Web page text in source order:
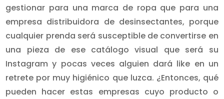
gestionar para una marca de ropa que para una
empresa distribuidora de desinsectantes, porque
cualquier prenda será susceptible de convertirse en
una pieza de ese catálogo visual que será su
Instagram y pocas veces alguien dará like en un
retrete por muy higiénico que luzca. ¿Entonces, qué
pueden hacer estas empresas cuyo producto o